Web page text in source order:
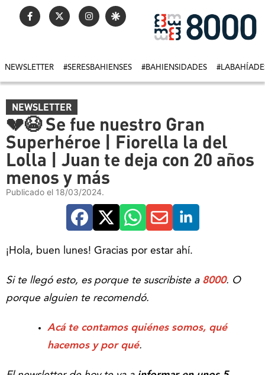
NEWSLETTER #SERESBAHIENSES #BAHIENSIDADES
NEWSLETTER
💔😭 Se fue nuestro Gran
Superhéroe | Fiorella la del
Lolla | Juan te deja con 20 años
menos y más
Publicado el 18/03/2024.
¡Hola, buen lunes! Gracias por estar ahí.
Si te llegó esto, es porque te suscribiste a 8000. O
porque alguien te recomendó.
Acá te contamos quiénes somos, qué
hacemos y por qué.